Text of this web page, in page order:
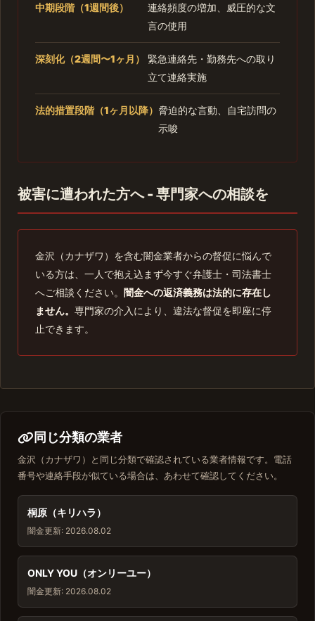
中期段階（1週間後）
連絡頻度の増加、威圧的な文
言の使用
深刻化（2週間〜1ヶ月）
緊急連絡先・勤務先への取り
立て連絡実施
法的措置段階（1ヶ月以降） 脅迫的な言動、自宅訪問の
示唆
被害に遭われた方へ - 専門家への相談を
金沢（カナザワ）を含む闇金業者からの督促に悩んで
いる方は、一人で抱え込まず今すぐ弁護士・司法書士
へご相談ください。 闇金への返済義務は法的に存在し
ません。 専門家の介入により、違法な督促を即座に停
止できます。
同じ分類の業者
金沢（カナザワ）と同じ分類で確認されている業者情報です。電話
番号や連絡手段が似ている場合は、あわせて確認してください。
桐原（キリハラ）
闇金更新: 2026.08.02
ONLY YOU（オンリーユー）
闇金更新: 2026.08.02